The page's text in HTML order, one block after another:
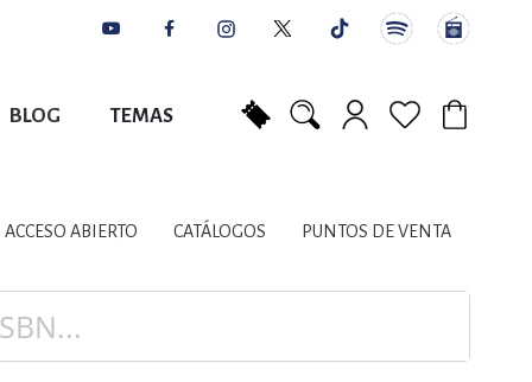
BLOG TEMAS
LITERARIOS
PLANIFICACIÓN
ACCESO ABIERTO CATÁLOGOS PUNTOS DE VENTA